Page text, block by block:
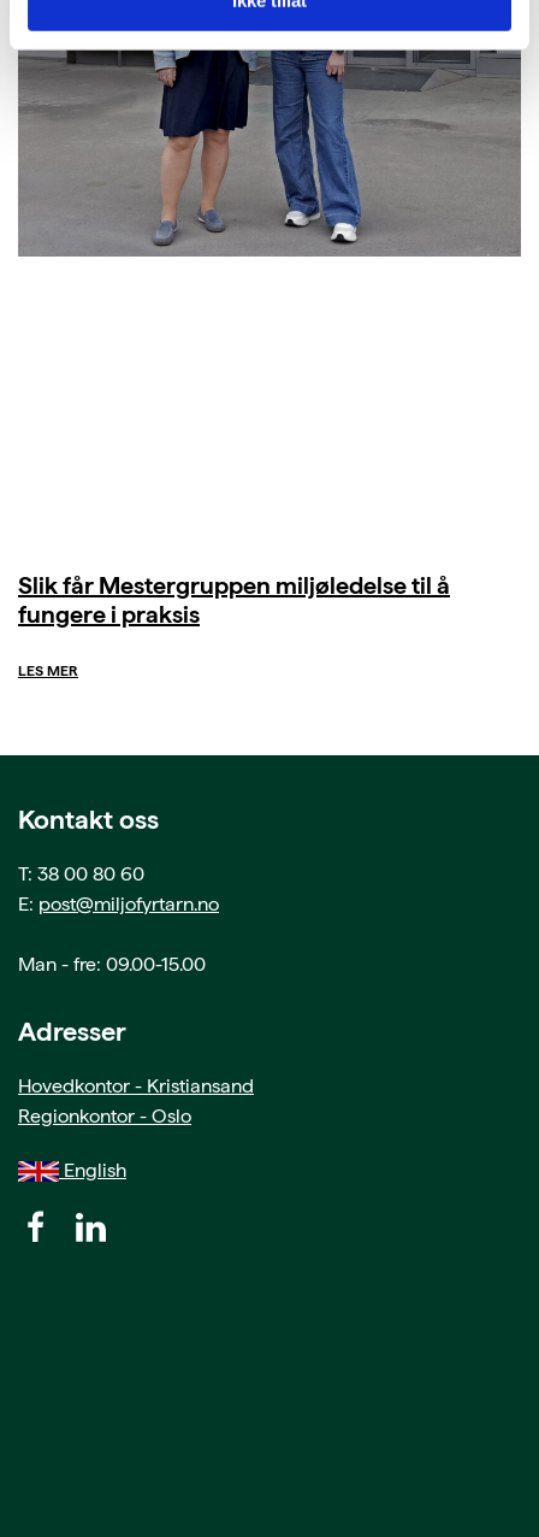
Slik får Mestergruppen miljøledelse til å
fungere i praksis
LES MER
Kontakt oss
T: 38 00 80 60
E: post@miljofyrtarn.no
Man - fre: 09.00-15.00
Adresser
Hovedkontor - Kristiansand
Regionkontor - Oslo
English